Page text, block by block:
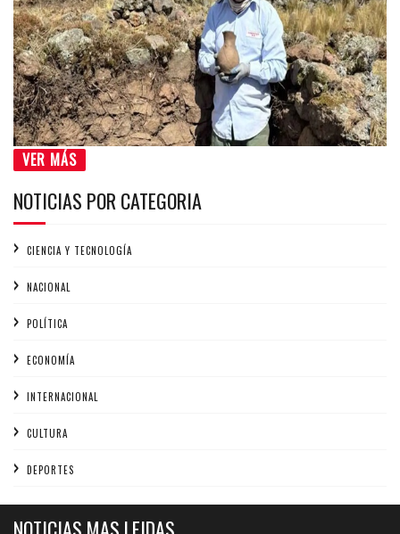
VER MÁS
NOTICIAS POR CATEGORIA
CIENCIA Y TECNOLOGÍA
NACIONAL
POLÍTICA
ECONOMÍA
INTERNACIONAL
CULTURA
DEPORTES